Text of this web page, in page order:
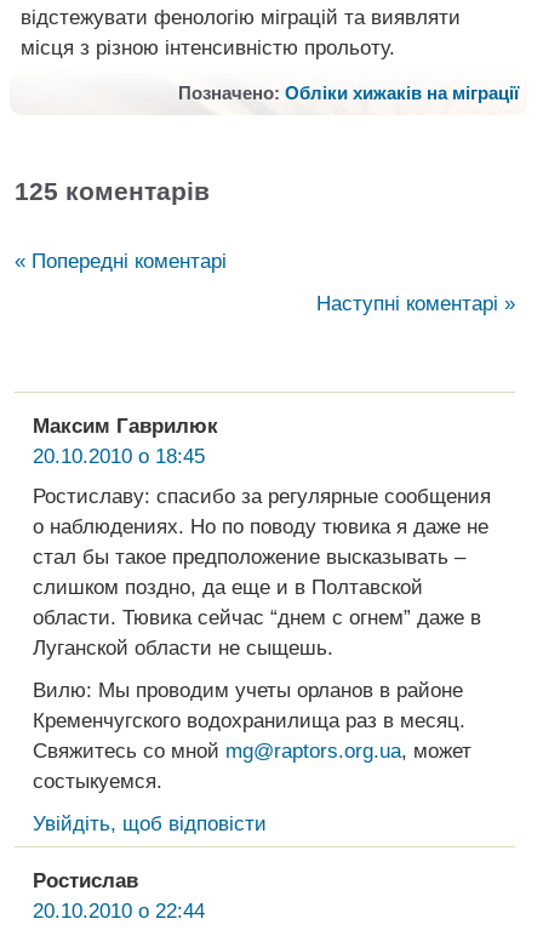
відстежувати фенологію міграцій та виявляти
місця з різною інтенсивністю прольоту.
Позначено:Обліки хижаків на міграції
125 коментарів
« Попередні коментарі
Наступні коментарі »
Максим Гаврилюк
20.10.2010 о 18:45
Ростиславу: спасибо за регулярные сообщения
о наблюдениях. Но по поводу тювика я даже не
стал бы такое предположение высказывать –
слишком поздно, да еще и в Полтавской
области. Тювика сейчас “днем с огнем” даже в
Луганской области не сыщешь.
Вилю: Мы проводим учеты орланов в районе
Кременчугского водохранилища раз в месяц.
Свяжитесь со мной mg@raptors.org.ua, может
состыкуемся.
Увійдіть, щоб відповісти
Ростислав
20.10.2010 о 22:44